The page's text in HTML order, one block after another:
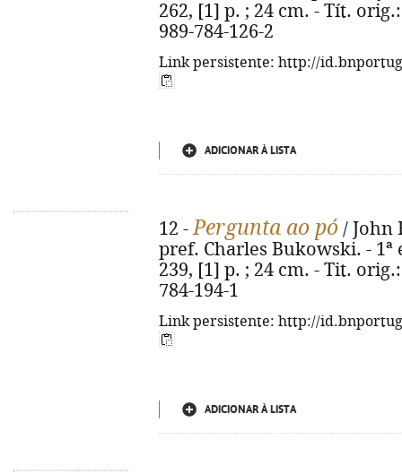
262, [1] p. ; 24 cm. - Tít.
989-784-126-2
Link persistente: http://
ADICIONAR À LISTA
12 -Pergunta ao pó / John
pref. Charles Bukowski. - 1ª
239, [1] p. ; 24 cm. - Tit.
784-194-1
Link persistente: http://
ADICIONAR À LISTA